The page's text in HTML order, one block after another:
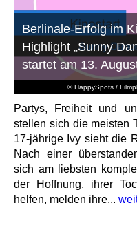
© HappySpots /
Berlinale-Erfolg im
Highlight „Sunny
startet am 13.
Partys, Freiheit und
stellen sich die meisten
17-jährige Ivy sieht die
Nach einer
sich am liebsten
der Hoffnung, ihrer
helfen, melden ihre...